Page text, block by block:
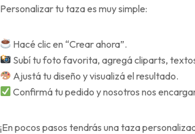
Personalizar tu taza es muy simple:
Hacé clic en “Crear ahora”.
Subí tu foto favorita, agregá cliparts,
Ajustá tu diseño y visualizá el resultado.
Confirmá tu pedido y nosotros nos
¡En pocos pasos tendrás una taza